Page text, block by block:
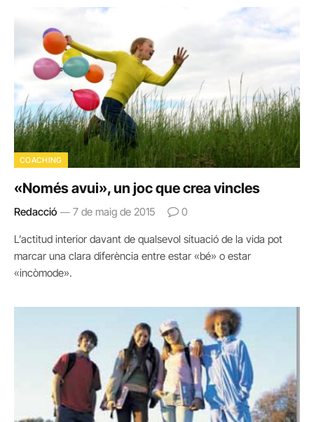
COACHING
«Només avui», un joc que crea vincles
Redacció 7 de maig de 2015 0
L’actitud interior davant de qualsevol situació de la vida pot
marcar una clara diferència entre estar «bé» o estar
«incòmode».